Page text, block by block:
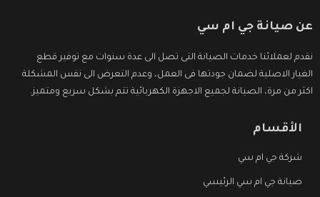
عن صيانة جي ام سي
نقدم لعملائنا خدمات الصيانة التى تصل الى عدة سنوات مع توفير قطع
الغيار الاصلية لضمان جودتها فى العمل، وعدم التعرض الى نفس المشكلة
اكثر من مرة، الصيانة لجميع الاجهزة الكهربائية تتم بشكل سريع ومتميز.
الأقسام
شركة جي ام سي
صيانة جي ام سي الرئيسي